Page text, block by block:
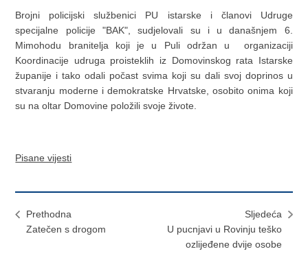
Brojni policijski službenici PU istarske i članovi Udruge
specijalne policije "BAK", sudjelovali su i u današnjem 6.
Mimohodu branitelja koji je u Puli održan u
organizaciji
Koordinacije udruga proisteklih iz Domovinskog rata Istarske
županije i tako odali počast svima koji su dali svoj doprinos u
stvaranju moderne i demokratske Hrvatske, osobito onima koji
su na oltar Domovine položili svoje živote.
Pisane vijesti
Prethodna
Zatečen s drogom
Sljedeća
U pucnjavi u Rovinju teško
ozlijeđene dvije osobe